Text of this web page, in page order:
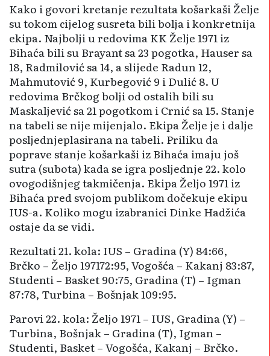
Kako i govori kretanje rezultata košarkaši Želje
su tokom cijelog susreta bili bolja i konkretnija
ekipa. Najbolji u redovima KK Želje 1971 iz
Bihaća bili su Brayant sa 23 pogotka, Hauser sa
18, Radmilović sa 14, a slijede Radun 12,
Mahmutović 9, Kurbegović 9 i Dulić 8. U
redovima Brčkog bolji od ostalih bili su
Maskaljević sa 21 pogotkom i Crnić sa 15. Stanje
na tabeli se nije mijenjalo. Ekipa Želje je i dalje
posljednjeplasirana na tabeli. Priliku da
poprave stanje košarkaši iz Bihaća imaju još
sutra (subota) kada se igra posljednje 22. kolo
ovogodišnjeg takmičenja. Ekipa Željo 1971 iz
Bihaća pred svojom publikom dočekuje ekipu
IUS-a. Koliko mogu izabranici Dinke Hadžića
ostaje da se vidi.
Rezultati 21. kola: IUS – Gradina (Y) 84:66,
Brčko – Željo 197172:95, Vogošća – Kakanj 83:87,
Studenti – Basket 90:75, Gradina (T) – Igman
87:78, Turbina – Bošnjak 109:95.
Parovi 22. kola: Željo 1971 – IUS, Gradina (Y) –
Turbina, Bošnjak – Gradina (T), Igman –
Studenti, Basket – Vogošća, Kakanj – Brčko.